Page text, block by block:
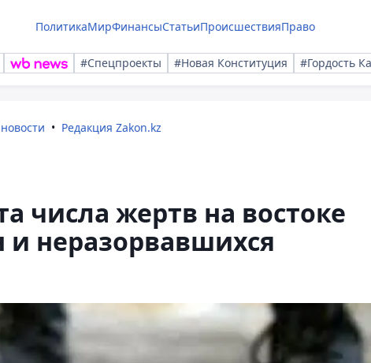
ПолитикаМирФинансыСтатьиПроисшествияПраво
#Спецпроекты #Новая Конституция #Гордость
Редакция Zakon.kz
числа жертв на востоке
неразорвавшихся